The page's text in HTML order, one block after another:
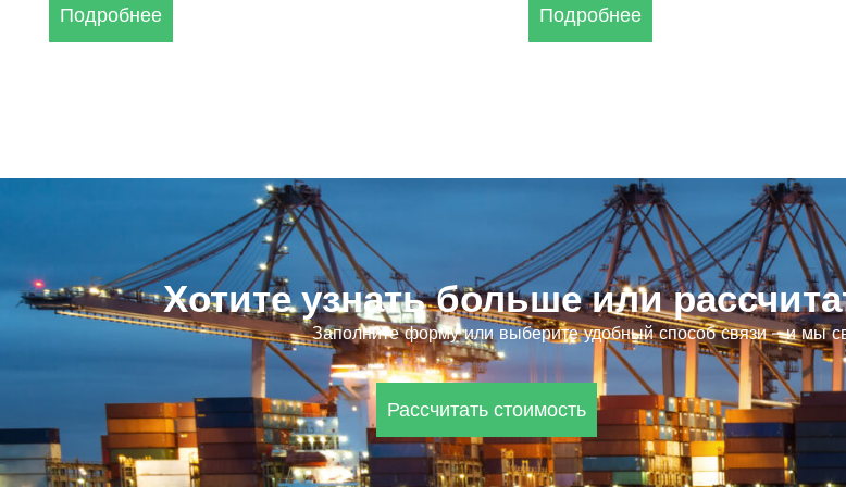
Подробнее Подробнее
Хотите узнать больше или
Заполните форму или выберите удобный способ связи – и мы
Рассчитать стоимость